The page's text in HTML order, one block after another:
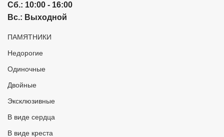
Сб.: 10:00 - 16:00
Вс.: Выходной
ПАМЯТНИКИ
Недорогие
Одиночные
Двойные
Эксклюзивные
В виде сердца
В виде креста